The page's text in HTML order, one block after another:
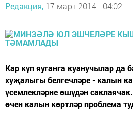
Редакция, 17 март 2014 - 04:02
Кар күп яуганга куанучылар да
хуҗалыгы белгечләре - калын
үсемлекләрне өшүдән
өчен калын көртләр проблема